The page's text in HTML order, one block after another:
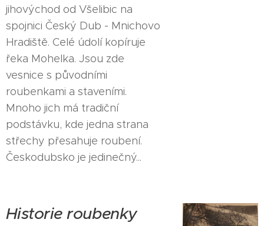
jihovýchod od Všelibic na
spojnici Český Dub - Mnichovo
Hradiště. Celé údolí kopíruje
řeka Mohelka. Jsou zde
vesnice s původními
roubenkami a staveními.
Mnoho jich má tradiční
podstávku, kde jedna strana
střechy přesahuje roubení.
Českodubsko je jedinečný...
Historie roubenky